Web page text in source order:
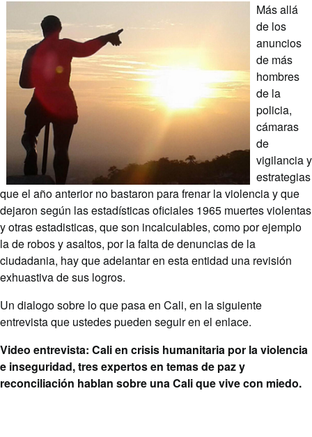
Más allá
de los
anuncios
de más
hombres
de la
policia,
cámaras
de
vigilancia y
estrategias
que el año anterior no bastaron para frenar la violencia y que
dejaron según las estadísticas oficiales 1965 muertes violentas
y otras estadisticas, que son incalculables, como por ejemplo
la de robos y asaltos, por la falta de denuncias de la
ciudadania, hay que adelantar en esta entidad una revisión
exhuastiva de sus logros.
Un dialogo sobre lo que pasa en Cali, en la siguiente
entrevista que ustedes pueden seguir en el enlace.
Video entrevista: Cali en crisis humanitaria por la violencia
e inseguridad, tres expertos en temas de paz y
reconciliación hablan sobre una Cali que vive con miedo.